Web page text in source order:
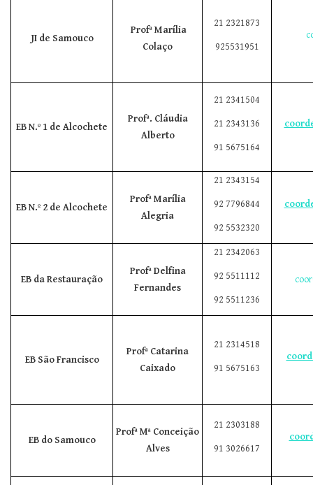
JI de Samouco
Profª Marília
Colaço
21 2321873
925531951
EB N.º 1 de Alcochete
Profª. Cláudia
Alberto
21 2341504
21 2343136
91 5675164
EB N.º 2 de Alcochete
Profª Marília
Alegria
21 2343154
92 7796844
92 5532320
EB da Restauração
Profª Delfina
Fernandes
21 2342063
92 5511112
92 5511236
EB São Francisco
Profª Catarina
Caixado
21 2314518
91 5675163
EB do Samouco
Profª Mª Conceição
Alves
21 2303188
91 3026617